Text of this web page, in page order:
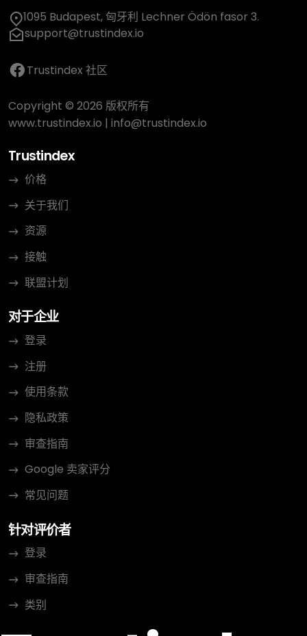
1095 Budapest, 匈牙利 Lechner Ödön fasor 3.
support@trustindex.io
Trustindex 社区
Copyright © 2026 版权所有
www.trustindex.io | info@trustindex.io
Trustindex
价格
关于我们
资源
接触
联盟计划
对于企业
登录
注册
使用条款
隐私政策
审查指南
Google 卖家评分
常见问题
针对评价者
登录
审查指南
类别